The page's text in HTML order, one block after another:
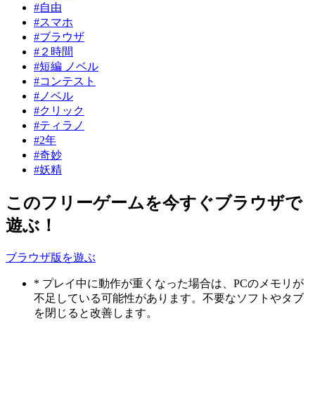
#自由
#スマホ
#ブラウザ
#２時間
#短編 ノベル
#コンテスト
#ノベル
#クリック
#ティラノ
#2年
#奇妙
#妖精
このフリーゲームを今すぐブラウザで
遊ぶ！
ブラウザ版を遊ぶ
* プレイ中に動作が重くなった場合は、PCのメモリが
不足している可能性があります。不要なソフトやタブ
を閉じると改善します。